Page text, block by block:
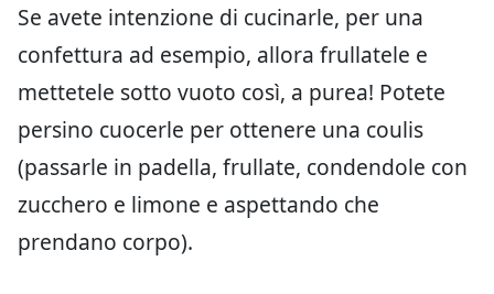
Se avete intenzione di cucinarle, per una
confettura ad esempio, allora frullatele e
mettetele sotto vuoto così, a purea! Potete
persino cuocerle per ottenere una coulis
(passarle in padella, frullate, condendole con
zucchero e limone e aspettando che
prendano corpo).